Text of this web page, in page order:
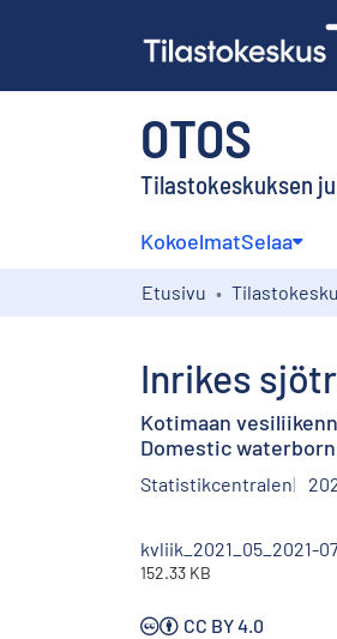
OTOS
Tilastokeskuksen
KokoelmatSelaa
Etusivu
Inrikes
Kotimaan
Domestic
Statistikcentralen
kvliik_2021_05_2021-
152.33 KB
CC BY 4.0